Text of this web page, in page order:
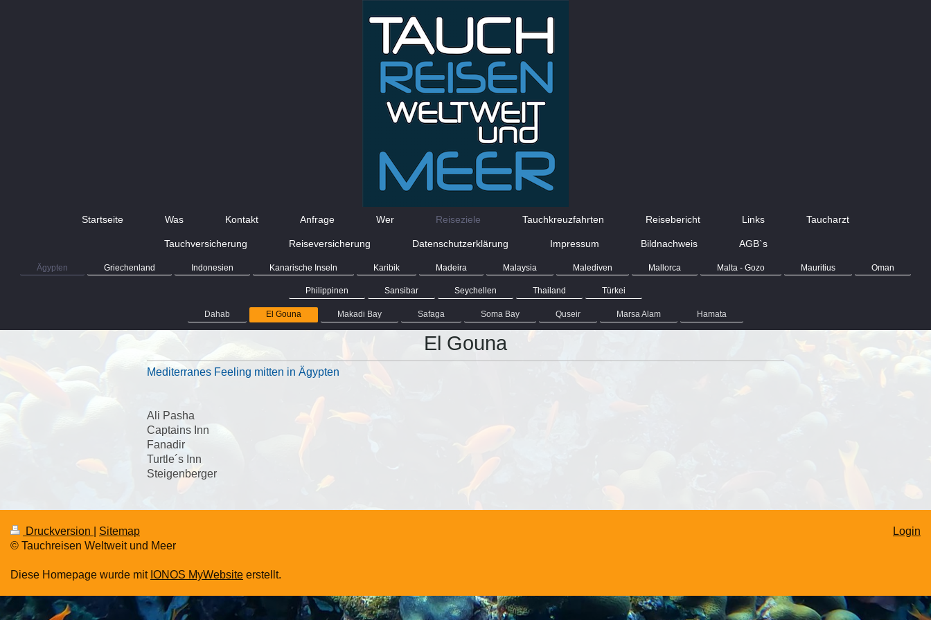
Startseite Was Kontakt Anfrage Wer Reiseziele Tauchkreuzfahrten Reisebericht Links Taucharzt
Tauchversicherung Reiseversicherung Datenschutzerklärung Impressum Bildnachweis AGB`s
Ägypten Griechenland Indonesien Kanarische Inseln Karibik Madeira Malaysia Malediven Mallorca Malta - Gozo Mauritius Oman
Philippinen Sansibar Seychellen Thailand Türkei
Dahab El Gouna Makadi Bay Safaga Soma Bay Quseir Marsa Alam Hamata
El Gouna
Mediterranes Feeling mitten in Ägypten
Ali Pasha
Captains Inn
Fanadir
Turtle´s Inn
Steigenberger
Druckversion
Sitemap
© Tauchreisen Weltweit und Meer
Diese Homepage wurde mit IONOS MyWebsite erstellt.
Login